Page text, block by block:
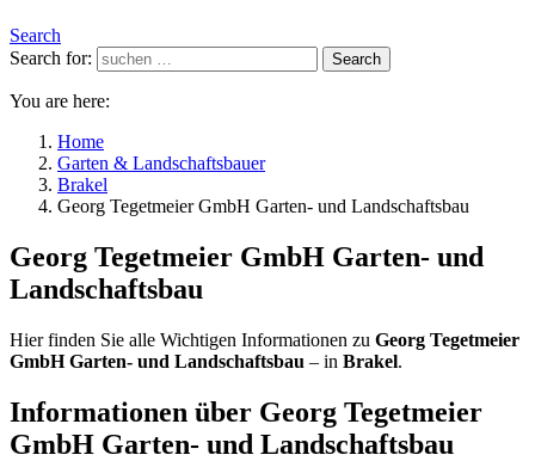
Search
Search for:
Search
You are here:
Home
Garten & Landschaftsbauer
Brakel
Georg Tegetmeier GmbH Garten- und Landschaftsbau
Georg Tegetmeier GmbH Garten- und
Landschaftsbau
Hier finden Sie alle Wichtigen Informationen zu Georg Tegetmeier
GmbH Garten- und Landschaftsbau – in Brakel.
Informationen über Georg Tegetmeier
GmbH Garten- und Landschaftsbau